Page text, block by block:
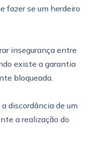
fazer se um herdeiro
insegurança entre
existe a garantia
bloqueada.
discordância de um
a realização do